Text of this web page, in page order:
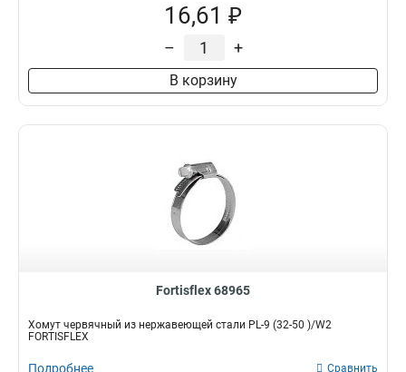
16,61 ₽
– +
В корзину
Fortisflex 68965
Хомут червячный из нержавеющей стали PL-9 (32-50 )/W2
FORTISFLEX
Подробнее Сравнить